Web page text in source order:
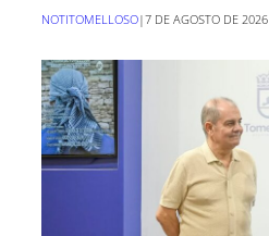
NOTITOMELLOSO|7 DE AGOSTO DE 2026